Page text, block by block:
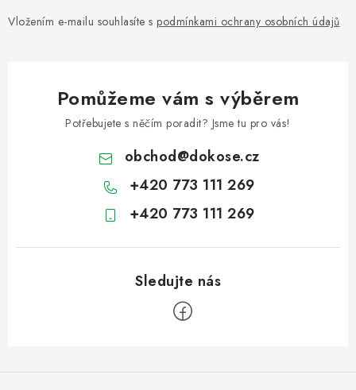
Vložením e-mailu souhlasíte s podmínkami ochrany osobních údajů
Pomůžeme vám s výběrem
Potřebujete s něčím poradit? Jsme tu pro vás!
obchod@dokose.cz
+420 773 111 269
+420 773 111 269